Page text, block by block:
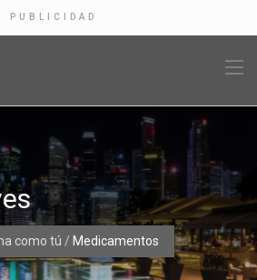
PUBLICIDAD
como tú / Medicamentos